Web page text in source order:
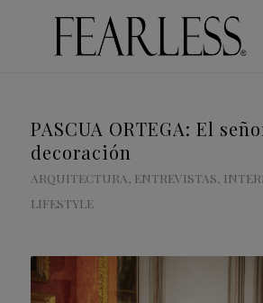
PASCUA ORTEGA: El
decoración
ARQUITECTURA, ENTREVISTAS,
LIFESTYLE